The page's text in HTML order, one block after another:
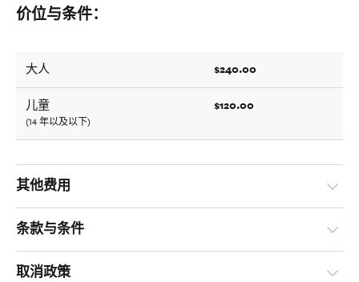
价位与条件：
大人 $240.00
儿童
(14 年以及以下)
$120.00
其他费用
条款与条件
取消政策